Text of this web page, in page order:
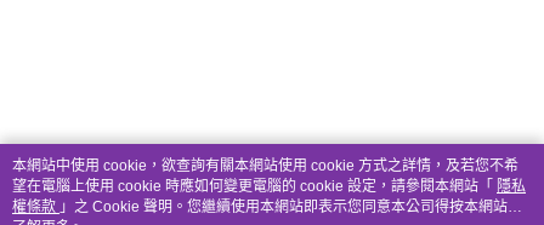
本網站中使用 cookie，欲查詢有關本網站使用 cookie 方式之詳情，及若您不希
望在電腦上使用 cookie 時應如何變更電腦的 cookie 設定，請參閱本網站「 隱私
權條款 」之 Cookie 聲明。您繼續使用本網站即表示您同意本公司得按本網站使